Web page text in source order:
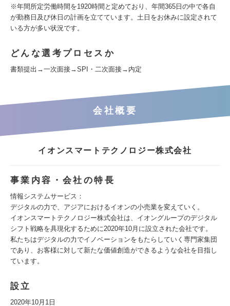
※年間所定労働時間を1920時間と定めており、年間365日の中で各自
が勤務日及び休日の計画を立てています。土日をお休みに設定されて
いる方が多い状況です。
どんな選考プロセスか
書類提出→一次面接→SPI・二次面接→内定
会社概要
イオンスマートテクノロジー株式会社
事業内容・会社の特長
情報システムサービス：
デジタルの力で、アジアにおけるイオンの小売業を変えていく。
イオンスマートテクノロジー株式会社は、イオングループのデジタル
シフト戦略を具現化するために2020年10月に設立された会社です。
私たちはデジタルの力でイノベーションをもたらしていく専門家集団
であり、お客様に対して新たな価値創造ができるような会社を目指し
ています。
設立
2020年10月1日